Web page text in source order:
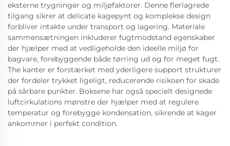
eksterne trygninger og miljøfaktorer. Denne flerlagrede
tilgang sikrer at delicate kagepynt og komplekse design
forbliver intakte under transport og lagering. Materiale
sammensætningen inkluderer fugtmodstand egenskaber
der hjælper med at vedligeholde den ideelle miljø for
bagvare, forebyggende både tørring ud og for meget fugt.
The kanter er forstærket med yderligere support strukturer
der fordeler trykket ligeligt, reducerende risikoen for skade
på sårbare punkter. Boksene har også specielt designede
luftcirkulations mønstre der hjælper med at regulere
temperatur og forebygge kondensation, sikrende at kager
ankommer i perfekt condition.